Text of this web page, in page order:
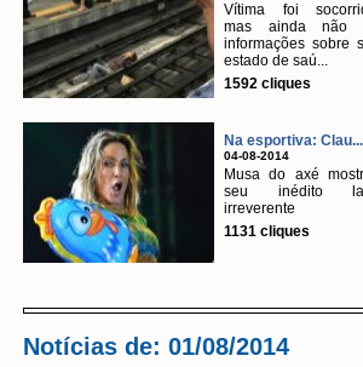
Vítima foi
mas ainda não
informações sobre
estado de saú...
1592 cliques
Na esportiva: Clau...
04-08-2014
Musa do axé
seu inédito
irreverente
1131 cliques
Notícias de: 01/08/2014